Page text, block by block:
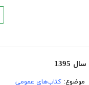
1395
موضوع:کتاب‌های عمومی